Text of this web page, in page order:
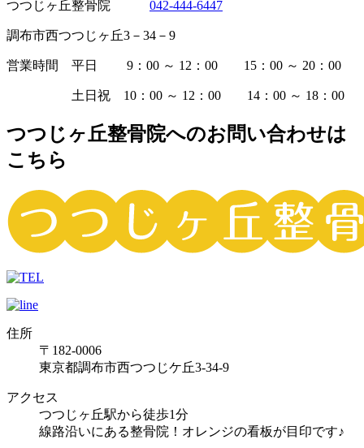
つつじヶ丘整骨院 042-444-6447
調布市西つつじヶ丘3－34－9
営業時間 平日 9：00 ～ 12：00 15：00 ～ 20：00
土日祝 10：00 ～ 12：00 14：00 ～ 18：00
つつじヶ丘整骨院へのお問い合わせは
こちら
住所
〒182-0006
東京都調布市西つつじケ丘3-34-9
アクセス
つつじヶ丘駅から徒歩1分
線路沿いにある整骨院！オレンジの看板が目印です♪